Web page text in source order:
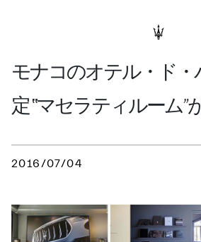
モナコのオテル・ド・
定 ‟マセラティルーム”
2016/07/04